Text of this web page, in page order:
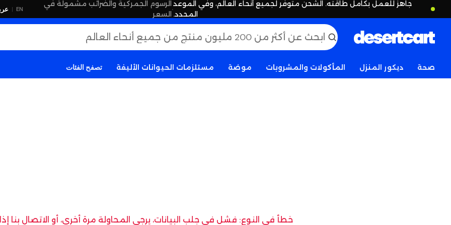
جاهز للعمل بكامل طاقته. الشحن متوفر لجميع أنحاء العالم، وفي الموعد
المحدد.
·
الرسوم الجمركية والضرائب مشمولة في
السعر
EN
|
صحة ديكور المنزل المأكولات والمشروبات موضة مستلزمات الحيوانات الأليفة تصفح الفئات
خطأ في النوع: فشل في جلب البيانات، يرجى المحاولة مرة أخرى، أو الاتصال بنا